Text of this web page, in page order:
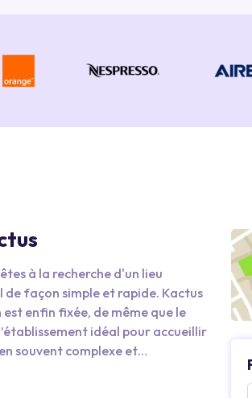
à la recherche d'un lieu
façon simple et rapide. Kactus
enfin fixée, de même que le
idéal pour accueillir
souvent complexe et
des informations exactes et à
vos événements